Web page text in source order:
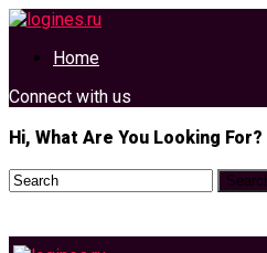
Home
Connect with us
Hi, What Are You Looking For?